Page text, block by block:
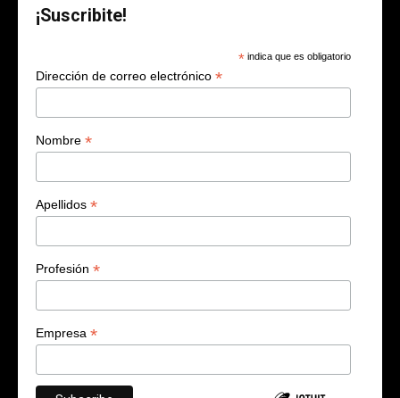
¡Suscribite!
* indica que es obligatorio
Dirección de correo electrónico *
Nombre *
Apellidos *
Profesión *
Empresa *